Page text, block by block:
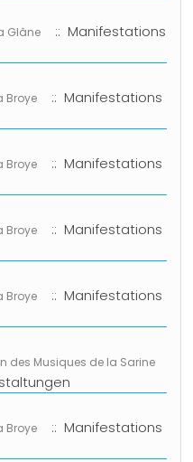
Glâne
:: Manifestations
Broye
:: Manifestations
Broye
:: Manifestations
Broye
:: Manifestations
Broye
:: Manifestations
des Musiques de la Sarine
Broye
:: Manifestations